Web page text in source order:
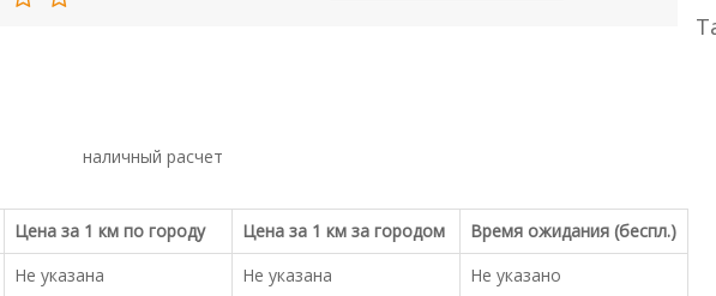
наличный расчет
Цена за 1 км по городу Цена за 1 км за городом
Время ожидания (беспл.)
Не указана Не указана Не указано